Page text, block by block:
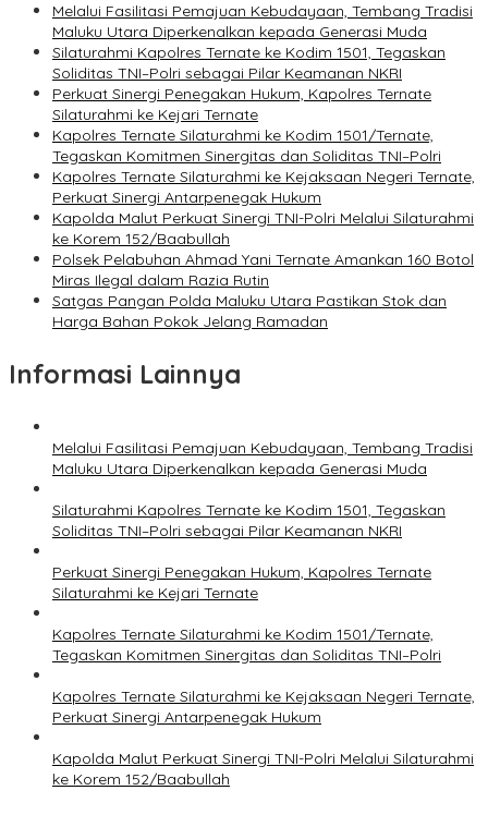
Melalui Fasilitasi Pemajuan Kebudayaan, Tembang Tradisi
Maluku Utara Diperkenalkan kepada Generasi Muda
Silaturahmi Kapolres Ternate ke Kodim 1501, Tegaskan
Soliditas TNI–Polri sebagai Pilar Keamanan NKRI
Perkuat Sinergi Penegakan Hukum, Kapolres Ternate
Silaturahmi ke Kejari Ternate
Kapolres Ternate Silaturahmi ke Kodim 1501/Ternate,
Tegaskan Komitmen Sinergitas dan Soliditas TNI–Polri
Kapolres Ternate Silaturahmi ke Kejaksaan Negeri Ternate,
Perkuat Sinergi Antarpenegak Hukum
Kapolda Malut Perkuat Sinergi TNI-Polri Melalui Silaturahmi
ke Korem 152/Baabullah
Polsek Pelabuhan Ahmad Yani Ternate Amankan 160 Botol
Miras Ilegal dalam Razia Rutin
Satgas Pangan Polda Maluku Utara Pastikan Stok dan
Harga Bahan Pokok Jelang Ramadan
Informasi Lainnya
Melalui Fasilitasi Pemajuan Kebudayaan, Tembang Tradisi
Maluku Utara Diperkenalkan kepada Generasi Muda
Silaturahmi Kapolres Ternate ke Kodim 1501, Tegaskan
Soliditas TNI–Polri sebagai Pilar Keamanan NKRI
Perkuat Sinergi Penegakan Hukum, Kapolres Ternate
Silaturahmi ke Kejari Ternate
Kapolres Ternate Silaturahmi ke Kodim 1501/Ternate,
Tegaskan Komitmen Sinergitas dan Soliditas TNI–Polri
Kapolres Ternate Silaturahmi ke Kejaksaan Negeri Ternate,
Perkuat Sinergi Antarpenegak Hukum
Kapolda Malut Perkuat Sinergi TNI-Polri Melalui Silaturahmi
ke Korem 152/Baabullah